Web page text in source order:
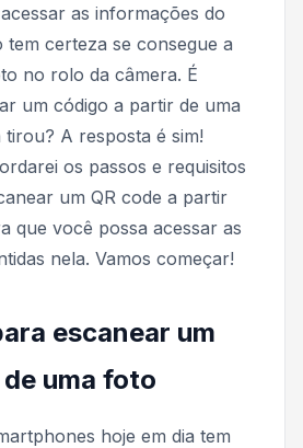
as informações do
tem certeza se consegue a
no rolo da câmera. É
um código a partir de uma
A resposta é sim!
os passos e requisitos
um QR code a partir
que você possa acessar as
nela. Vamos começar!
escanear um
uma foto
hoje em dia tem